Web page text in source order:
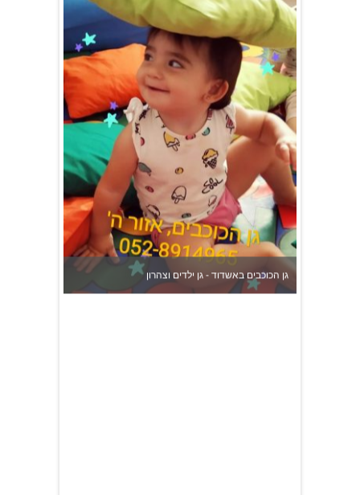
גן הכוכבים באשדוד - גן ילדים וצהרון